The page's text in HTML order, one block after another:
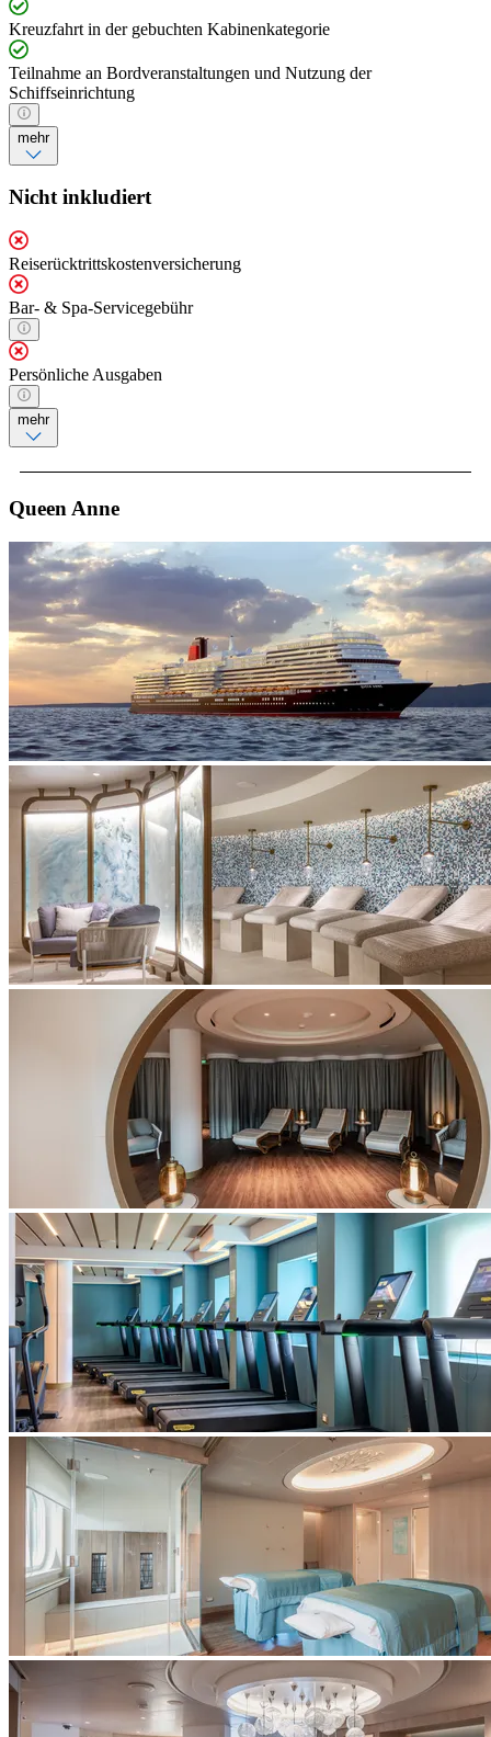
Kreuzfahrt in der gebuchten Kabinenkategorie
Teilnahme an Bordveranstaltungen und Nutzung der
Schiffseinrichtung
mehr
Nicht inkludiert
Reiserücktrittskostenversicherung
Bar- & Spa-Servicegebühr
Persönliche Ausgaben
mehr
Queen Anne